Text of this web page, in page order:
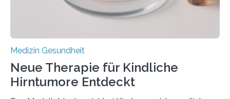
stark kontrahiert…
Medizin Gesundheit
Neue Therapie für Kindliche
Hirntumore Entdeckt